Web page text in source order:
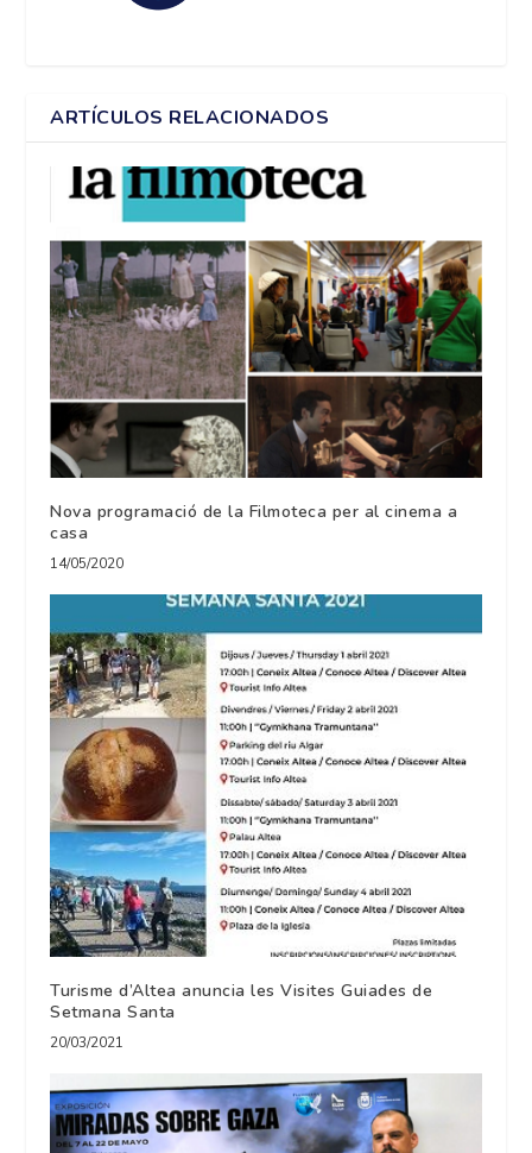
ARTÍCULOS RELACIONADOS
Nova programació de la Filmoteca per al cinema a
casa
14/05/2020
Turisme d’Altea anuncia les Visites Guiades de
Setmana Santa
20/03/2021